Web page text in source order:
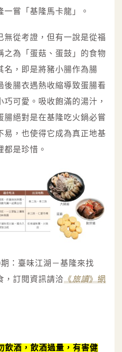
嘗「基隆馬卡龍」。
無從考證，但有一說是從福
之為「蛋菇、蛋鼓」的食物
名，即是將豬小腸作為腸
後腸衣遇熱收縮導致蛋腸看
可愛。吸收飽滿的湯汁，
腸絕對是在基隆吃火鍋必嘗
易，也使得它成為真正地基
都是珍惜。
：臺味江湖－基隆來找
，訂閱資訊請洽《旅讀》網
飲酒，飲酒過量，有害健